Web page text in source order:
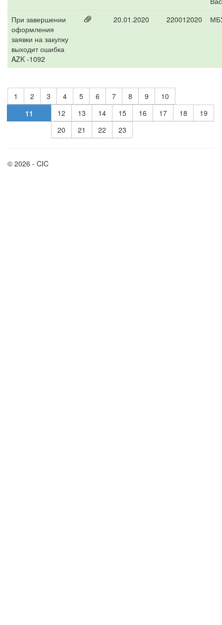
При завершении
оформления
заявки на закупку
выходит ошибка
AZK -1092
20.01.2020 220012020
1 2 3 4 5 6 7 8 9
10
11
12 13 14 15 16 17 18
19
20
21 22 23
© 2026 - CIC